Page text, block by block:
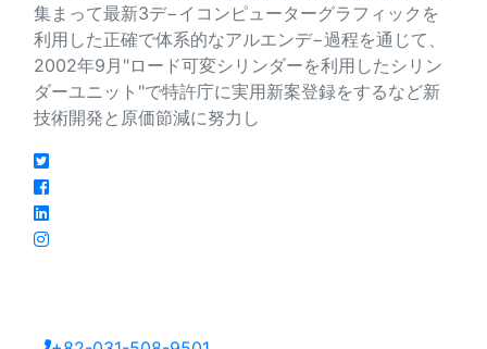
集まって最新3デ−イコンピューターグラフィックを
利用した正確で体系的なアルエンデ−過程を通じて、
2002年9月"ロード可変シリンダーを利用したシリン
ダーユニット"で特許庁に実用新案登録をするなど新
技術開発と原価節減に努力し